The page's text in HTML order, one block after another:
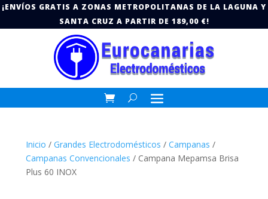
¡ENVÍOS GRATIS A ZONAS METROPOLITANAS DE LA LAGUNA Y
SANTA CRUZ A PARTIR DE 189,00 €!
Inicio / Grandes Electrodomésticos / Campanas /
Campanas Convencionales / Campana Mepamsa Brisa
Plus 60 INOX